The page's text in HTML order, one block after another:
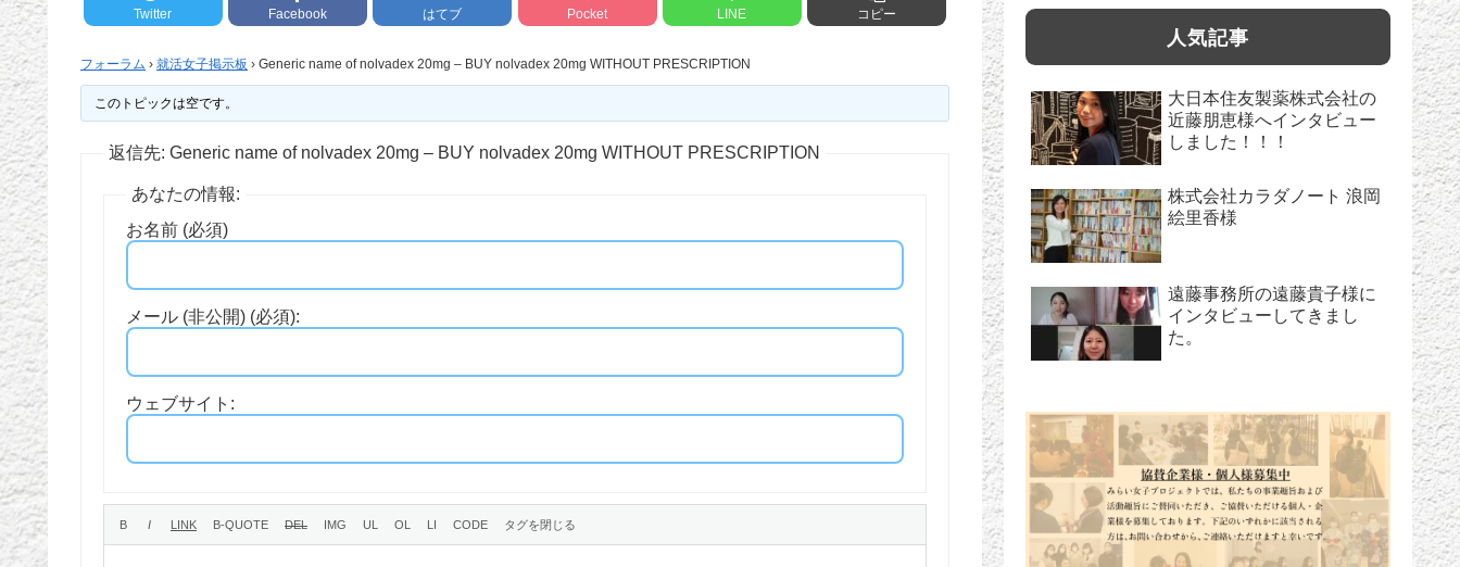
Twitter Facebook はてブ Pocket LINE コピー
フォーラム › 就活女子掲示板 › Generic name of nolvadex 20mg – BUY nolvadex 20mg WITHOUT PRESCRIPTION
このトピックは空です。
返信先: Generic name of nolvadex 20mg – BUY nolvadex 20mg WITHOUT PRESCRIPTION
あなたの情報:
お名前 (必須)
メール (非公開) (必須):
ウェブサイト:
人気記事
大日本住友製薬株式会社の
近藤朋恵様へインタビュー
しました！！！
株式会社カラダノート 浪岡
絵里香様
遠藤事務所の遠藤貴子様に
インタビューしてきまし
た。